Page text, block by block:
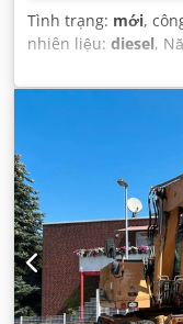
Tình trạng: mới,
nhiên liệu: diesel,